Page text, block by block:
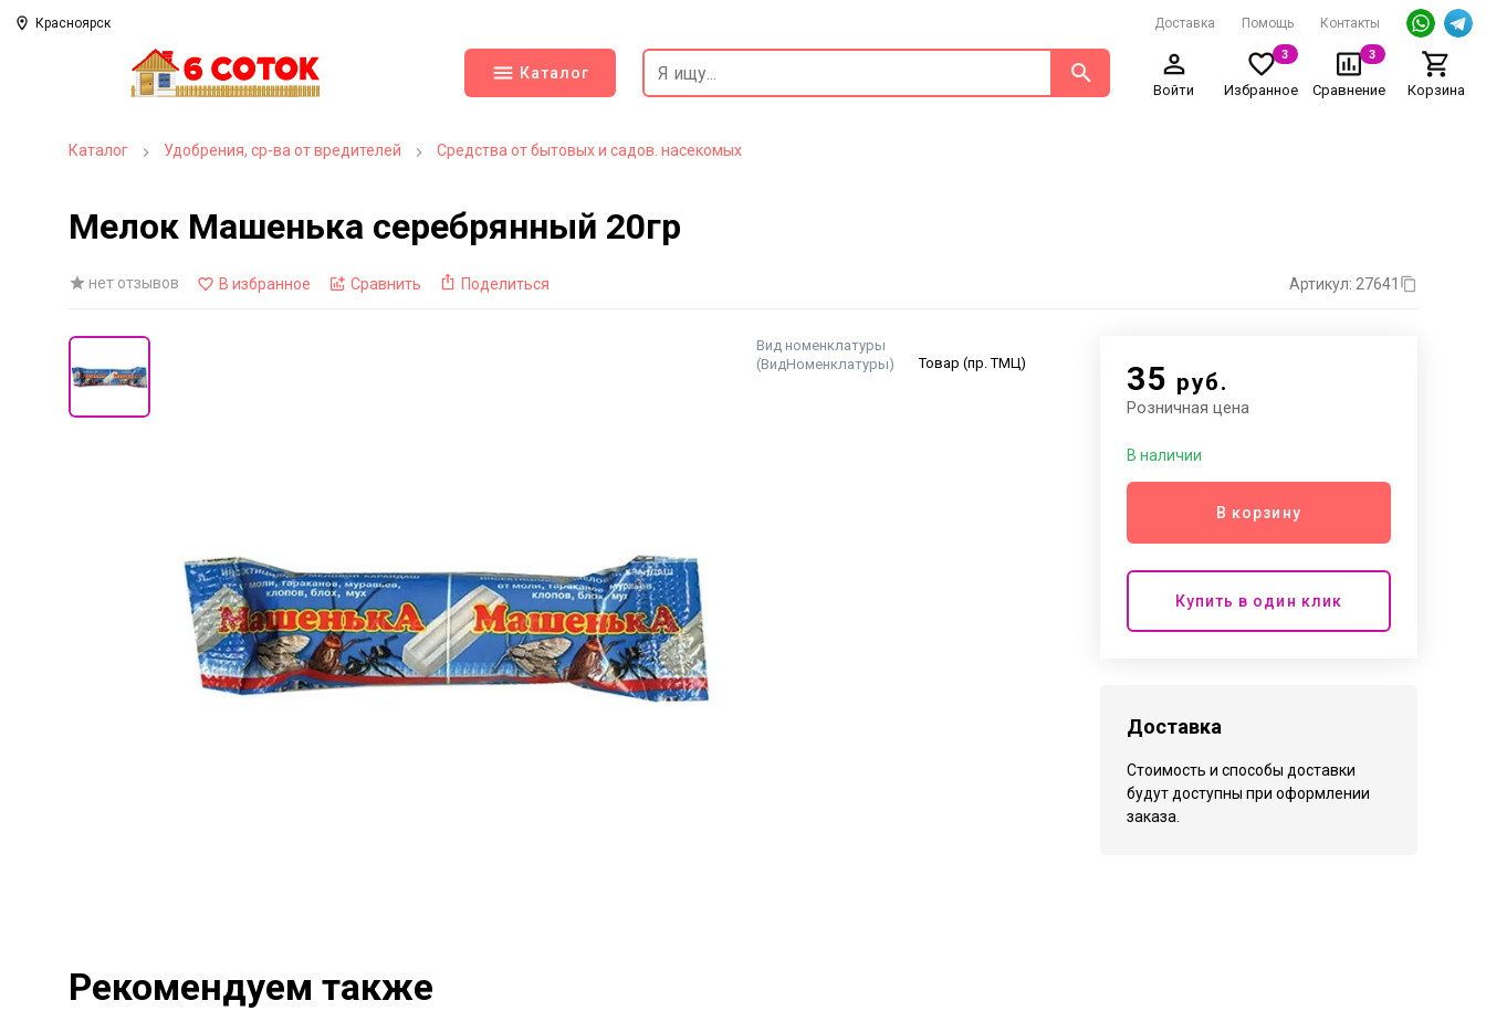
Красноярск Доставка Помощь Контакты
Каталог
Войти Избранное
3
Сравнение
3
Корзина
Каталог Удобрения, ср-ва от вредителей Средства от бытовых и садов. насекомых
Мелок Машенька серебрянный 20гр
нет отзывов В избранное Сравнить Поделиться Артикул: 27641
Вид номенклатуры
(ВидНоменклатуры)
Товар (пр. ТМЦ) 35 руб.
Розничная цена
В наличии
В корзину
Купить в один клик
Доставка
Стоимость и способы доставки
будут доступны при оформлении
заказа.
Рекомендуем также